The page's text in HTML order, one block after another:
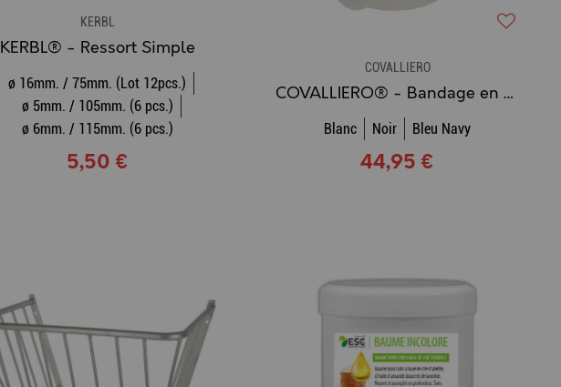
KERBL
KERBL® - Ressort Simple
ø 16mm. / 75mm. (Lot 12pcs.)
ø 5mm. / 105mm. (6 pcs.)
ø 6mm. / 115mm. (6 pcs.)
5,50 €
COVALLIERO
COVALLIERO® - Bandage en Tricot (Lot de 4)
Blanc Noir Bleu Navy
44,95 €